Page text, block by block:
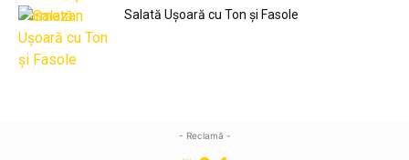
Salată Ușoară cu Ton și Fasole
- Reclamă -